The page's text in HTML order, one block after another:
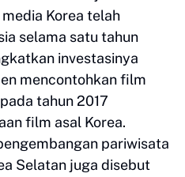
Korea telah
selama satu tahun
investasinya
mencontohkan film
tahun 2017
film asal Korea.
pariwisata
Selatan juga disebut